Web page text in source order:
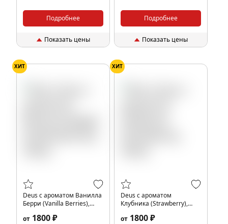
Подробнее
Показать цены
Подробнее
Показать цены
ХИТ
Deus с ароматом Ванилла
Берри (Vanilla Berries),
от 1800 ₽
ХИТ
Deus с ароматом
Клубника (Strawberry),
от 1800 ₽